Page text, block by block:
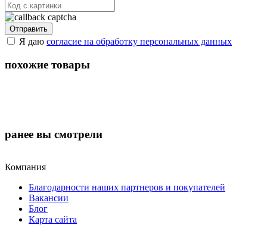
Отправить
Я даю согласие на обработку персональных данных
похожие товары
ранее вы смотрели
Компания
Благодарности наших партнеров и покупателей
Вакансии
Блог
Карта сайта